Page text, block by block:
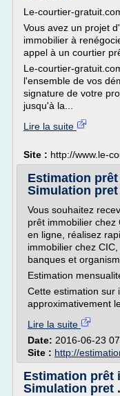
Le-courtier-
Vous avez un projet
immobilier à
appel à un courtier
Le-courtier-
l'ensemble de vos
signature de votre
jusqu'à la...
Lire la suite
Site : http://www.le-
Estimation
Simulation pret
Vous souhaitez
prêt immobilier chez
en ligne, réalisez
immobilier chez
banques et
Estimation
Cette estimation sur
approximativement
Lire la suite
Date: 2016-06-23
Site : http://
Estimation prêt
Simulation pret